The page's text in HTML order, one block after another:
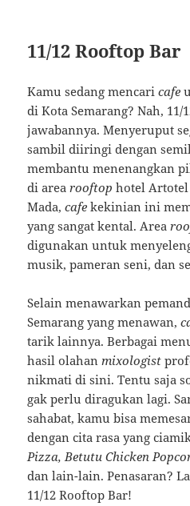
11/12 Rooftop Bar
Kamu sedang mencaricafe
di Kota Semarang? Nah, 11/
jawabannya. Menyeruput
sambil diiringi dengan
membantu menenangkan
di arearooftop hotel Artotel
Mada,cafe kekinian ini
yang sangat kental. Area
digunakan untuk
musik, pameran seni, dan
Selain menawarkan
Semarang yang menawan,
tarik lainnya. Berbagai
hasil olahan mixologist
nikmati di sini. Tentu saja
gak perlu diragukan lagi.
sahabat, kamu bisa
dengan cita rasa yang
Pizza, Betutu Chicken
dan lain-lain. Penasaran?
11/12 Rooftop Bar!